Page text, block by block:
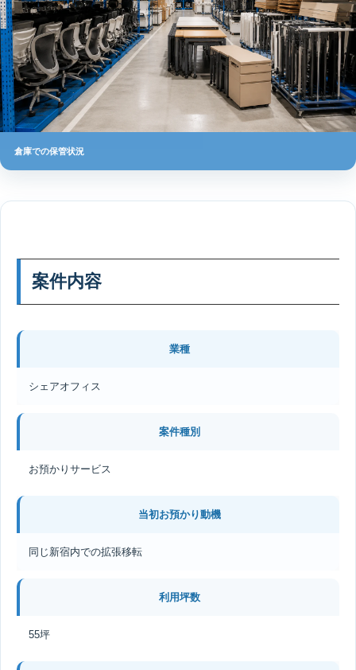
倉庫での保管状況
案件内容
業種
シェアオフィス
案件種別
お預かりサービス
当初お預かり動機
同じ新宿内での拡張移転
利用坪数
55坪